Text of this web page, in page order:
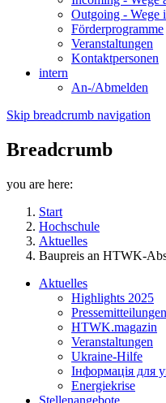
Outgoing - Wege
Förderprogramme
Veranstaltungen
Kontaktpersonen
intern
An-/Abmelden
Skip breadcrumb navigation
Breadcrumb
you are here:
Start
Hochschule
Aktuelles
Baupreis an HTWK-
Aktuelles
Highlights 2025
Pressemitteilungen
HTWK.magazin
Veranstaltungen
Ukraine-Hilfe
Інформація для
Energiekrise